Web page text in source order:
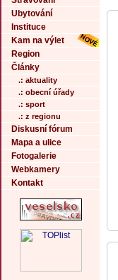
Ubytování
Instituce
Kam na výlet
Region
Články
.: aktuality
.: obecní úřady
.: sport
.: z regionu
Diskusní fórum
Mapa a ulice
Fotogalerie
Webkamery
Kontakt